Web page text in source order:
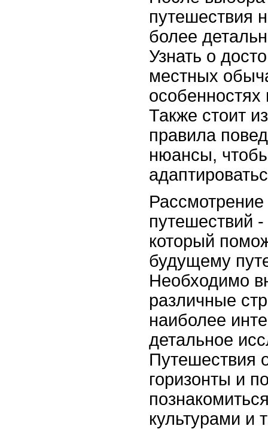
путешествия
более
Узнать о
местных
Также стоит
правила
нюансы,
путешествий
который
будущему
Необходимо
различные
наиболее
детальное
Путешествия
горизонты и
культурами и